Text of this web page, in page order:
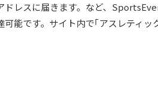
ドレスに届きます。など、
可能です。サイト内で｢アスレティ